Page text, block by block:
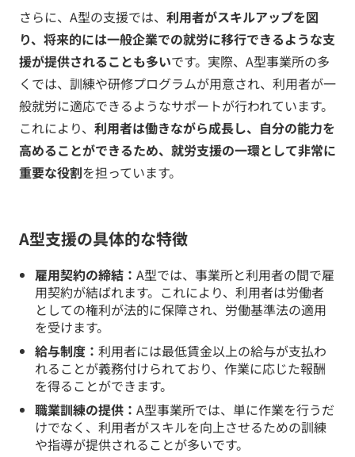
さらに、A型の支援では、 利用者がスキルアップを図
り、将来的には一般企業での就労に移行できるような支
援が提供されることも多いです。実際、A型事業所の多
くでは、訓練や研修プログラムが用意され、利用者が一
般就労に適応できるようなサポートが行われています。
これにより、 利用者は働きながら成長し、自分の能力を
高めることができるため、就労支援の一環として非常に
重要な役割を担っています。
A型支援の具体的な特徴
雇用契約の締結： A型では、事業所と利用者の間で雇
用契約が結ばれます。これにより、利用者は労働者
としての権利が法的に保障され、労働基準法の適用
を受けます。
給与制度： 利用者には最低賃金以上の給与が支払わ
れることが義務付けられており、作業に応じた報酬
を得ることができます。
職業訓練の提供： A型事業所では、単に作業を行うだ
けでなく、利用者がスキルを向上させるための訓練
や指導が提供されることが多いです。